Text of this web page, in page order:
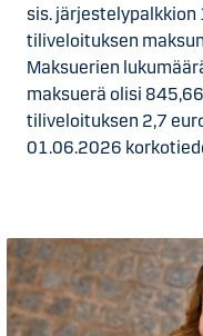
sis.
tiliveloituksen
Maksuerien
maksuerä olisi
tiliveloituksen 2,7
01.06.2026